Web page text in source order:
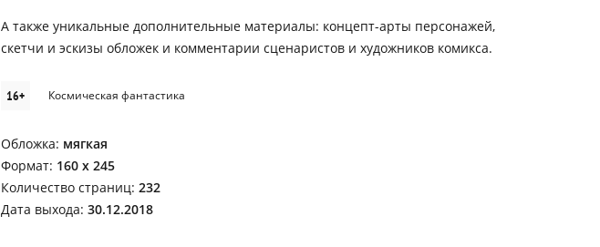
А также уникальные дополнительные материалы: концепт-арты персонажей,
скетчи и эскизы обложек и комментарии сценаристов и художников комикса.
16+ Космическая фантастика
Обложка: мягкая
Формат: 160 х 245
Количество страниц: 232
Дата выхода: 30.12.2018